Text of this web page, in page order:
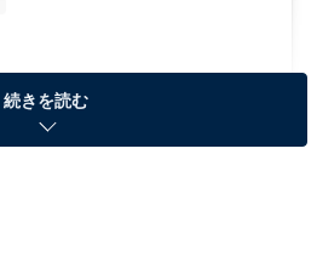
続きを読む